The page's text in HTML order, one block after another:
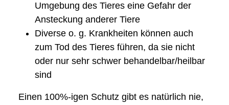
Umgebung des Tieres eine Gefahr der
Ansteckung anderer Tiere
Diverse o. g. Krankheiten können auch
zum Tod des Tieres führen, da sie nicht
oder nur sehr schwer behandelbar/heilbar
sind
Einen 100%-igen Schutz gibt es natürlich nie,